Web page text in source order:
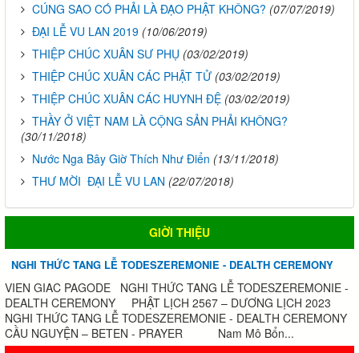
CÚNG SAO CÓ PHẢI LÀ ĐẠO PHẬT KHÔNG? (07/07/2019)
ĐẠI LỄ VU LAN 2019 (10/06/2019)
THIỆP CHÚC XUÂN SƯ PHỤ (03/02/2019)
THIỆP CHÚC XUÂN CÁC PHẬT TỬ (03/02/2019)
THIỆP CHÚC XUÂN CÁC HUYNH ĐỆ (03/02/2019)
THẦY Ở VIỆT NAM LÀ CỘNG SẢN PHẢI KHÔNG?
(30/11/2018)
Nước Nga Bây Giờ Thích Như Điển (13/11/2018)
THƯ MỜI ĐẠI LỄ VU LAN (22/07/2018)
GIỜI THIỆU
NGHI THỨC TANG LỄ TODESZEREMONIE - DEALTH CEREMONY
VIEN GIAC PAGODE NGHI THỨC TANG LỄ TODESZEREMONIE -
DEALTH CEREMONY PHẬT LỊCH 2567 – DƯƠNG LỊCH 2023
NGHI THỨC TANG LỄ TODESZEREMONIE - DEALTH CEREMONY
CẦU NGUYỆN – BETEN - PRAYER Nam Mô Bổn...